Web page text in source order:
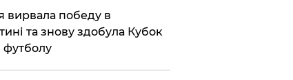
вирвала победу в
та знову здобула Кубок
футболу